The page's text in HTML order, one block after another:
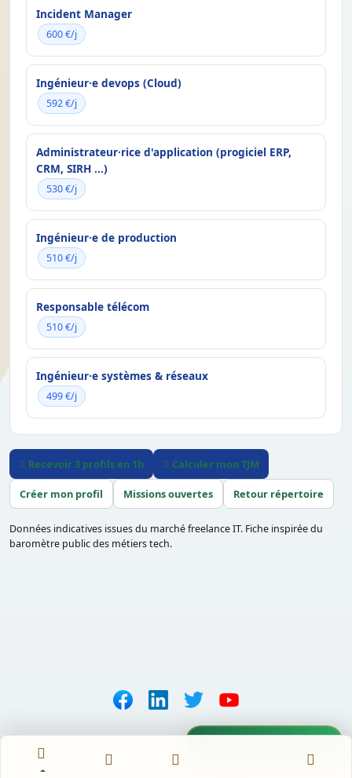
Incident Manager
600 €/j
Ingénieur·e devops (Cloud)
592 €/j
Administrateur·rice d'application (progiciel ERP,
CRM, SIRH ...)
530 €/j
Ingénieur·e de production
510 €/j
Responsable télécom
510 €/j
Ingénieur·e systèmes & réseaux
499 €/j
Recevoir 3 profils en 1h Calculer mon TJM
Créer mon profil Missions ouvertes Retour répertoire
Données indicatives issues du marché freelance IT. Fiche inspirée du
baromètre public des métiers tech.
Parler avec Maya